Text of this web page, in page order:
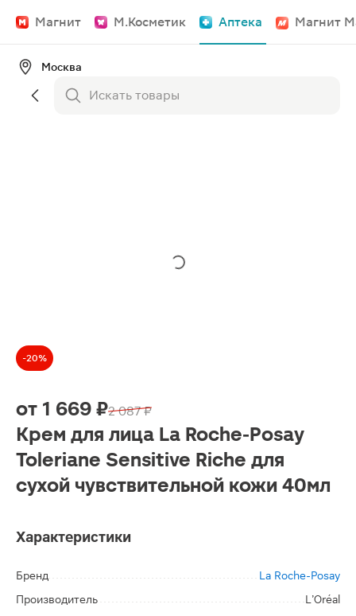
Магнит М.Косметик Аптека Магнит
Москва
-20%
от 1 669 ₽2 087 ₽
Крем для лица La Roche-Posay
Toleriane Sensitive Riche для
сухой чувствительной кожи 40мл
Характеристики
Бренд
La Roche-Posay
Производитель
L’Oréal